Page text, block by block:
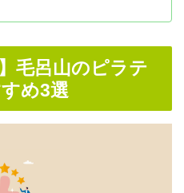
毛呂山のピラテ
め3選